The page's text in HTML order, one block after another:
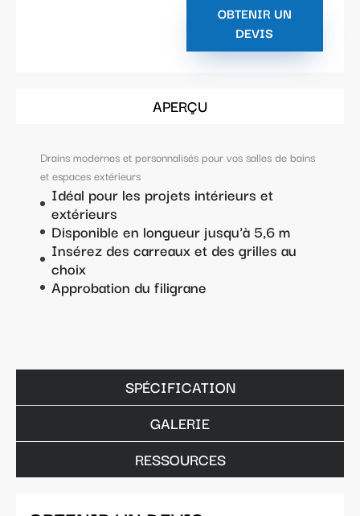
OBTENIR UN
DEVIS
APERÇU
SPÉCIFICATION
GALERIE
RESSOURCES
Drains modernes et personnalisés pour vos salles de bains
et espaces extérieurs
Idéal pour les projets intérieurs et
extérieurs
Disponible en longueur jusqu'à 5,6 m
​Insérez des carreaux et des grilles au
choix
Approbation du filigrane